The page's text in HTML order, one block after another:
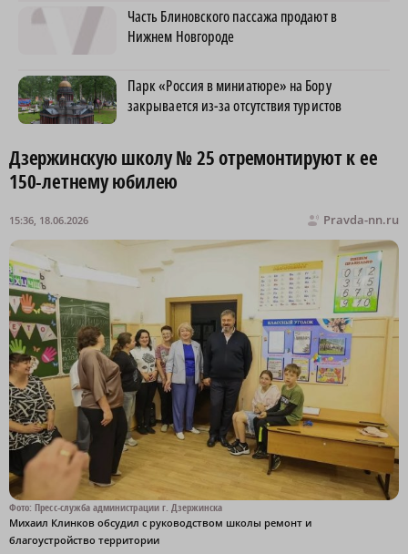
Часть Блиновского пассажа продают в
Нижнем Новгороде
Парк «Россия в миниатюре» на Бору
закрывается из-за отсутствия туристов
Дзержинскую школу № 25 отремонтируют к ее
150-летнему юбилею
Pravda-nn.ru
15:36, 18.06.2026
Фото: Пресс-служба администрации г. Дзержинска
Михаил Клинков обсудил с руководством школы ремонт и
благоустройство территории